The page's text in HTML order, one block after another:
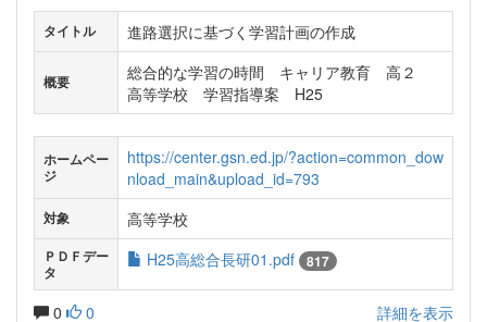
タイトル 進路選択に基づく学習計画の作成
概要
総合的な学習の時間 キャリア教育 高２
高等学校 学習指導案 H25
ホームペー
ジ
https://center.gsn.ed.jp/?action=common_dow
nload_main&upload_id=793
対象 高等学校
ＰＤＦデー
タ
H25高総合長研01.pdf 817
0 0 詳細を表示